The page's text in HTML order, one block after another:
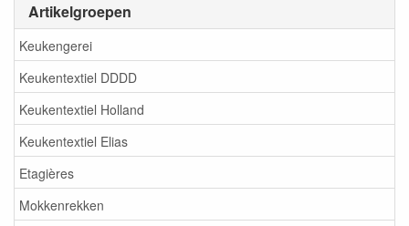
Artikelgroepen
Keukengerei
Keukentextiel DDDD
Keukentextiel Holland
Keukentextiel Elias
Etagières
Mokkenrekken